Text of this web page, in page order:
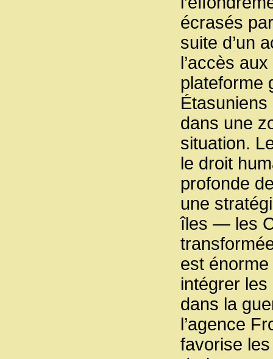
écrasés
suite d’un
l’accès
plateforme
dans une
situation.
le droit
profonde
une
îles — les
est
intégrer
dans la
l’agence
favorise